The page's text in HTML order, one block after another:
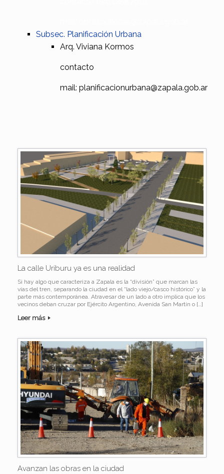
Subsec. Planificación Urbana
Arq. Viviana Kormos
contacto
mail: planificacionurbana@zapala.gob.ar
La calle Uriburu ya es una realidad
Si hay algo que caracteriza a Zapala es la “división” que marcan las
vías del tren, separando la ciudad en el “lado viejo/casco histórico” y la
parte más contemporánea. Atravesar de un lado a otro implica que los
vecinos deban cruzar por Ejército Argentino, Avenida San Martín o […]
Leer más
Avanzan las obras en la ciudad